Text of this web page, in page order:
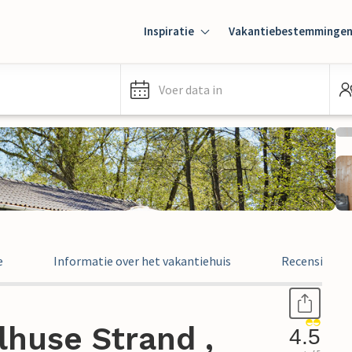
Inspiratie Vakantiebestemmingen
Voer data in
Informatie over het vakantiehuis Recensies
Strand , 4.5